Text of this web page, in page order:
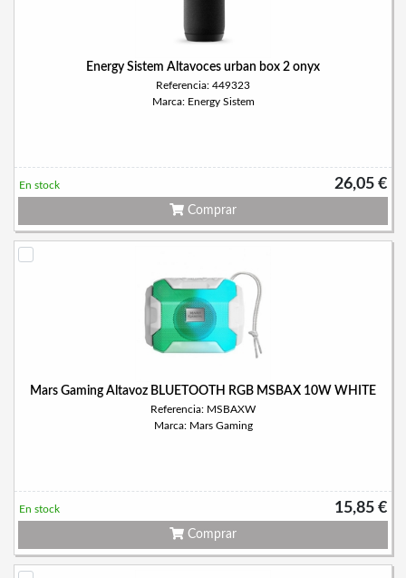
Energy Sistem Altavoces urban box 2 onyx
Referencia: 449323
Marca: Energy Sistem
26,05 €
En stock
Comprar
Mars Gaming Altavoz BLUETOOTH RGB MSBAX 10W WHITE
Referencia: MSBAXW
Marca: Mars Gaming
15,85 €
En stock
Comprar